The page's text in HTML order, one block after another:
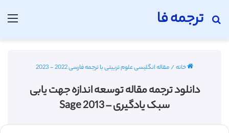
ترجمه فا
جستجو برای
خانه/مقاله انگلیسی علوم تربیتی با ترجمه فارسی 2022 - 2023
دانلود ترجمه مقاله توسعه اندازه جهت یابی
سبک یادگیری – Sage 2013